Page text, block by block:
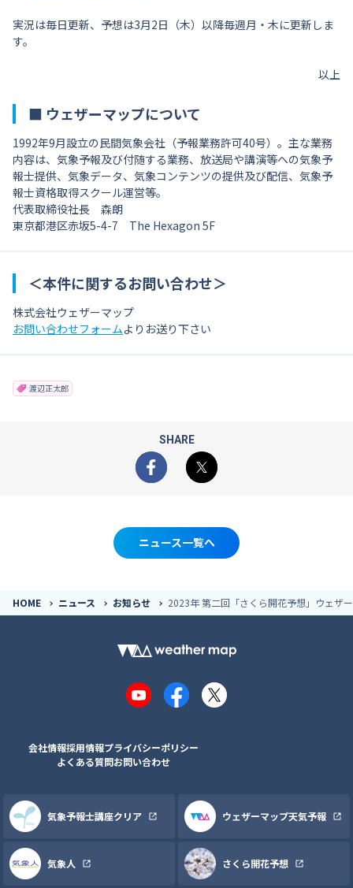
実況は毎日更新、予想は3月2日（木）以降毎週月・木に更新しま
す。
以上
■ ウェザーマップについて
1992年9月設立の民間気象会社（予報業務許可40号）。主な業務
内容は、気象予報及び付随する業務、放送局や講演等への気象予
報士提供、気象データ、気象コンテンツの提供及び配信、気象予
報士資格取得スクール運営等。
代表取締役社長 森朗
東京都港区赤坂5-4-7 The Hexagon 5F
＜本件に関するお問い合わせ＞
株式会社ウェザーマップ
お問い合わせフォームよりお送り下さい
渡辺正太郎
SHARE
Facebook
X
ニュース一覧へ
HOME ニュース お知らせ 2023年 第二回「さくら開花予想」ウェ
YouTubeFacebook
X
会社情報採用情報プライバシーポリシー
よくある質問お問い合わせ
気象予報士講座クリア ウェザーマップ天気予報
気象人 さくら開花予想